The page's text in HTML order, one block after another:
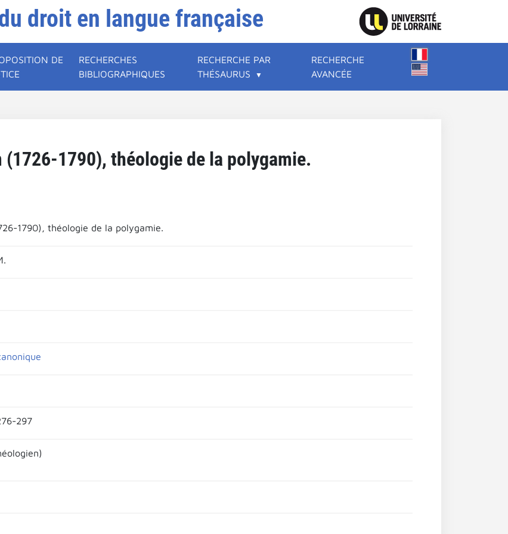
droit en langue française
DE
RECHERCHES
BIBLIOGRAPHIQUES
RECHERCHE PAR
THÉSAURUS
RECHERCHE
AVANCÉE
1790), théologie de la polygamie.
1790), théologie de la polygamie.
297